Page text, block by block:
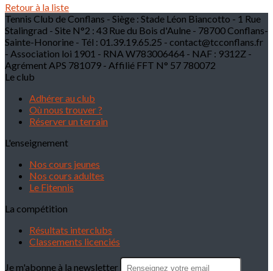
Retour à la liste
Tennis Club de Conflans - Siège : Stade Léon Biancotto - 1 Rue
Stalingrad - Site N°2 : 43 Rue du Bois d'Aulne - 78700 Conflans-
Sainte-Honorine - Tél : 01.39.19.65.25 - contact@tcconflans.fr
- Association loi 1901 - RNA W783006464 - NAF : 9312Z -
Agrément APS 781079 - Affilié FFT N° 57 780072
Le club
Adhérer au club
Où nous trouver ?
Réserver un terrain
L'enseignement
Nos cours jeunes
Nos cours adultes
Le Fitennis
La compétition
Résultats interclubs
Classements licenciés
Je m'abonne à la newsletter